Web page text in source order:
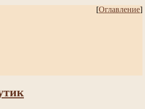
[Оглавление]